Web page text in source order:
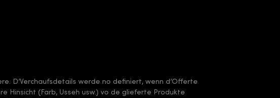
D’Verchaufsdetails werde no definiert, wenn d’Offerte
Hinsicht (Farb, Usseh usw.) vo de glieferte Produkte